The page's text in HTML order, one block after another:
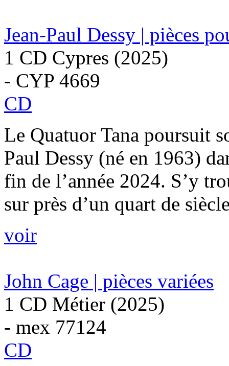
Jean-Paul Dessy | pièces
1 CD Cypres (2025)
- CYP 4669
CD
Le Quatuor Tana poursuit
Paul Dessy (né en 1963)
fin de l’année 2024. S’y
sur près d’un quart de
voir
John Cage | pièces variées
1 CD Métier (2025)
- mex 77124
CD